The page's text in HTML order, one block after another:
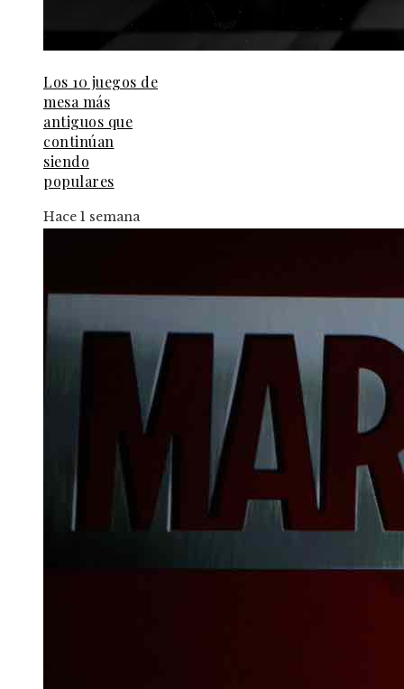
Los 10 juegos de
mesa más
antiguos que
continúan
siendo
populares
Hace 1 semana